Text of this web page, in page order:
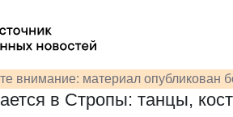
внимание: материал опубликован
в Стропы: танцы,